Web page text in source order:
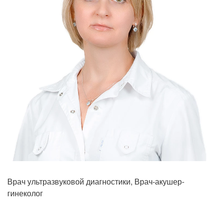
Прием кардиолога
Врач ультразвуковой диагностики, Врач-акушер-
гинеколог